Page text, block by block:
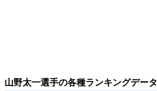
山野太一選手の各種ランキングデータ